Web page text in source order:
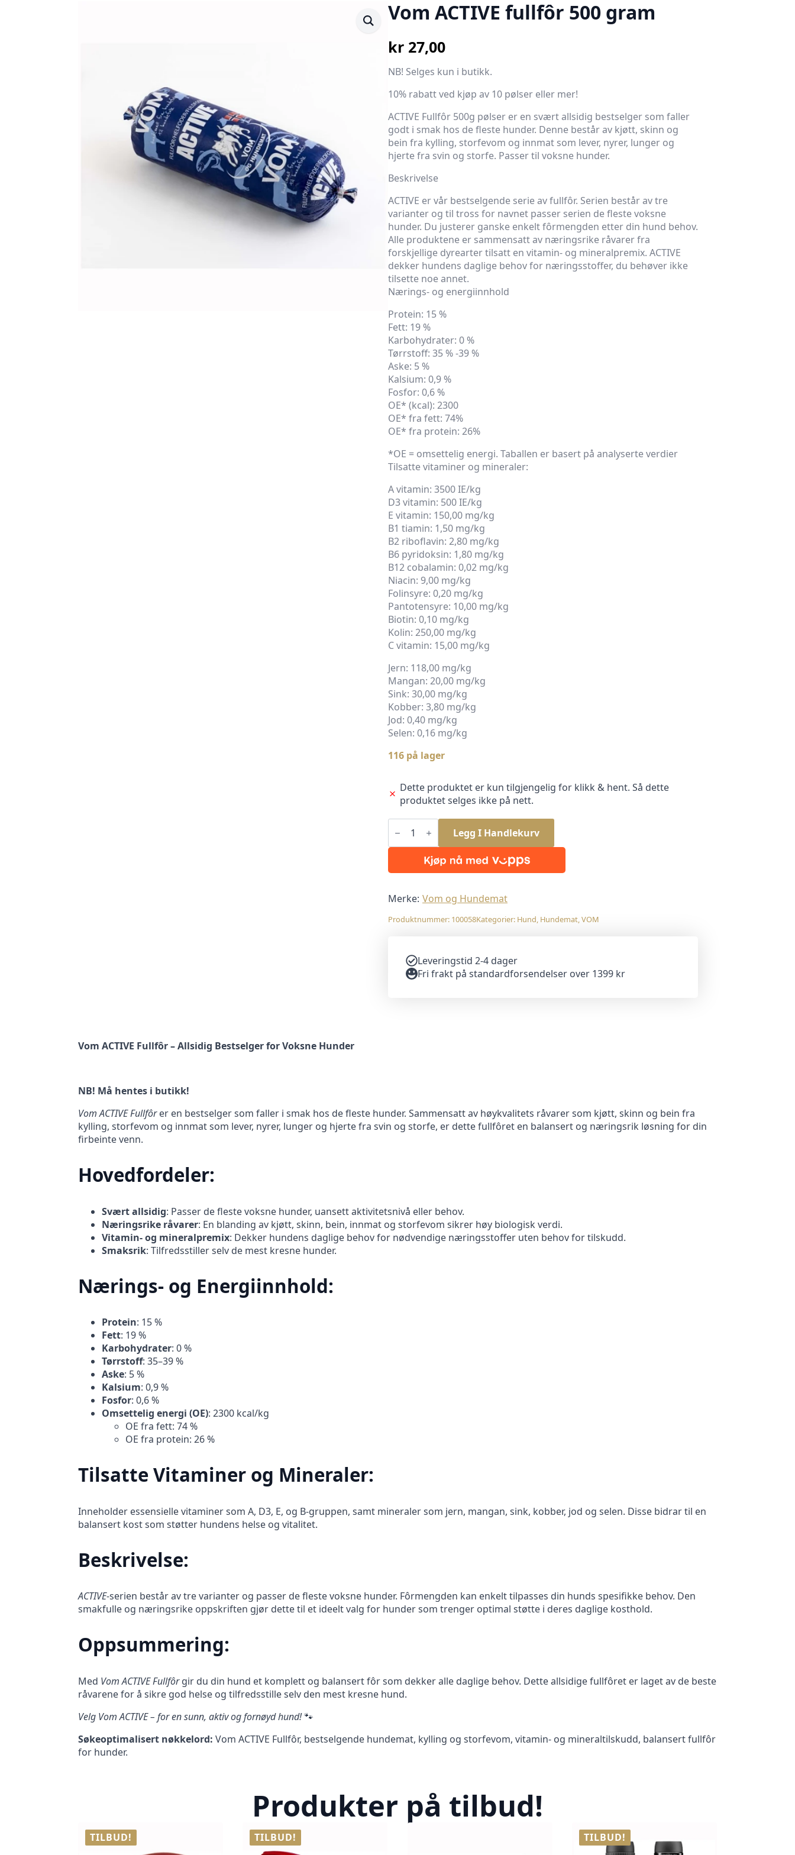
Vom ACTIVE fullfôr 500 gram
kr 27,00
NB! Selges kun i butikk.
10% rabatt ved kjøp av 10 pølser eller mer!
ACTIVE Fullfôr 500g pølser er en svært allsidig bestselger som faller
godt i smak hos de fleste hunder. Denne består av kjøtt, skinn og
bein fra kylling, storfevom og innmat som lever, nyrer, lunger og
hjerte fra svin og storfe. Passer til voksne hunder.
Beskrivelse
ACTIVE er vår bestselgende serie av fullfôr. Serien består av tre
varianter og til tross for navnet passer serien de fleste voksne
hunder. Du justerer ganske enkelt fôrmengden etter din hund behov.
Alle produktene er sammensatt av næringsrike råvarer fra
forskjellige dyrearter tilsatt en vitamin- og mineralpremix. ACTIVE
dekker hundens daglige behov for næringsstoffer, du behøver ikke
tilsette noe annet.
Nærings- og energiinnhold
Protein: 15 %
Fett: 19 %
Karbohydrater: 0 %
Tørrstoff: 35 % -39 %
Aske: 5 %
Kalsium: 0,9 %
Fosfor: 0,6 %
OE* (kcal): 2300
OE* fra fett: 74%
OE* fra protein: 26%
*OE = omsettelig energi. Taballen er basert på analyserte verdier
Tilsatte vitaminer og mineraler:
A vitamin: 3500 IE/kg
D3 vitamin: 500 IE/kg
E vitamin: 150,00 mg/kg
B1 tiamin: 1,50 mg/kg
B2 riboflavin: 2,80 mg/kg
B6 pyridoksin: 1,80 mg/kg
B12 cobalamin: 0,02 mg/kg
Niacin: 9,00 mg/kg
Folinsyre: 0,20 mg/kg
Pantotensyre: 10,00 mg/kg
Biotin: 0,10 mg/kg
Kolin: 250,00 mg/kg
C vitamin: 15,00 mg/kg
Jern: 118,00 mg/kg
Mangan: 20,00 mg/kg
Sink: 30,00 mg/kg
Kobber: 3,80 mg/kg
Jod: 0,40 mg/kg
Selen: 0,16 mg/kg
116 på lager
Dette produktet er kun tilgjengelig for klikk & hent. Så dette
produktet selges ikke på nett.
Vom
ACTIVE
500
antall
Legg I Handlekurv
Merke: Vom og Hundemat
Produktnummer: 100058Kategorier: Hund, Hundemat,VOM
Leveringstid 2-4 dager
Fri frakt på standardforsendelser over 1399 kr
Vom ACTIVE Fullfôr – Allsidig Bestselger for Voksne Hunder
NB! Må hentes i butikk!
Vom ACTIVE Fullfôrer en bestselger som faller i smak hos de fleste hunder. Sammensatt av høykvalitets råvarer som kjøtt, skinn og bein fra
kylling, storfevom og innmat som lever, nyrer, lunger og hjerte fra svin og storfe, er dette fullfôret en balansert og næringsrik løsning for din
firbeinte venn.
Hovedfordeler:
Svært allsidig: Passer de fleste voksne hunder, uansett aktivitetsnivå eller behov.
Næringsrike råvarer: En blanding av kjøtt, skinn, bein, innmat og storfevom sikrer høy biologisk verdi.
Vitamin- og mineralpremix: Dekker hundens daglige behov for nødvendige næringsstoffer uten behov for tilskudd.
Smaksrik: Tilfredsstiller selv de mest kresne hunder.
Nærings- og Energiinnhold:
Protein: 15 %
Fett: 19 %
Karbohydrater: 0 %
Tørrstoff: 35–39 %
Aske: 5 %
Kalsium: 0,9 %
Fosfor: 0,6 %
Omsettelig energi (OE): 2300 kcal/kg
OE fra fett: 74 %
OE fra protein: 26 %
Tilsatte Vitaminer og Mineraler:
Inneholder essensielle vitaminer som A, D3, E, og B-gruppen, samt mineraler som jern, mangan, sink, kobber, jod og selen. Disse bidrar til en
balansert kost som støtter hundens helse og vitalitet.
Beskrivelse:
ACTIVE-serien består av tre varianter og passer de fleste voksne hunder. Fôrmengden kan enkelt tilpasses din hunds spesifikke behov. Den
smakfulle og næringsrike oppskriften gjør dette til et ideelt valg for hunder som trenger optimal støtte i deres daglige kosthold.
Oppsummering:
Med Vom ACTIVE Fullfôrgir du din hund et komplett og balansert fôr som dekker alle daglige behov. Dette allsidige fullfôret er laget av de beste
råvarene for å sikre god helse og tilfredsstille selv den mest kresne hund.
Velg Vom ACTIVE – for en sunn, aktiv og fornøyd hund!🐾
Søkeoptimalisert nøkkelord: Vom ACTIVE Fullfôr, bestselgende hundemat, kylling og storfevom, vitamin- og mineraltilskudd, balansert fullfôr
for hunder.
Produkter på tilbud!
TILBUD! TILBUD! TILBUD!